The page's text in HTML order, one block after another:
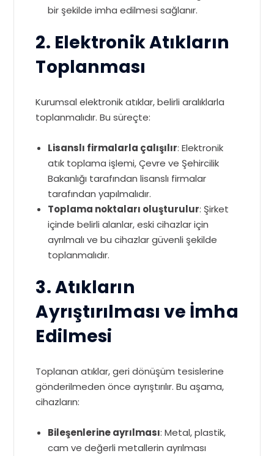
bir şekilde imha edilmesi sağlanır.
2. Elektronik Atıkların
Toplanması
Kurumsal elektronik atıklar, belirli aralıklarla
toplanmalıdır. Bu süreçte:
Lisanslı firmalarla çalışılır: Elektronik
atık toplama işlemi, Çevre ve Şehircilik
Bakanlığı tarafından lisanslı firmalar
tarafından yapılmalıdır.
Toplama noktaları oluşturulur: Şirket
içinde belirli alanlar, eski cihazlar için
ayrılmalı ve bu cihazlar güvenli şekilde
toplanmalıdır.
3. Atıkların
Ayrıştırılması ve İmha
Edilmesi
Toplanan atıklar, geri dönüşüm tesislerine
gönderilmeden önce ayrıştırılır. Bu aşama,
cihazların:
Bileşenlerine ayrılması: Metal, plastik,
cam ve değerli metallerin ayrılması